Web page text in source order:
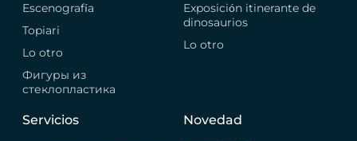
Escenografía
Topiari
Lo otro
Фигуры из
стеклопластика
Exposición itinerante de
dinosaurios
Lo otro
Servicios
Novedad